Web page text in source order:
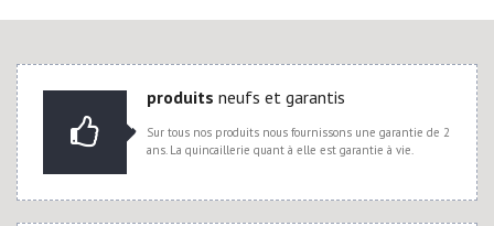
produits neufs et garantis
Sur tous nos produits nous fournissons une garantie de 2
ans. La quincaillerie quant à elle est garantie à vie.